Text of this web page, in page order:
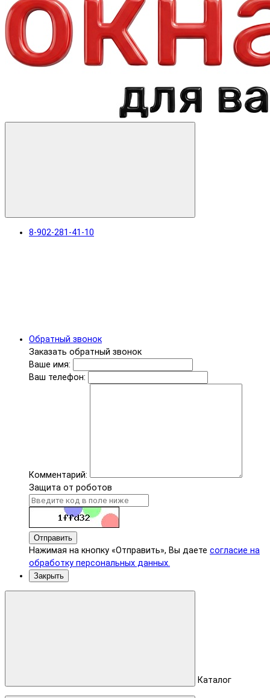
8-902-281-41-10
Обратный звонок
Заказать обратный звонок
Ваше имя:
Ваш телефон:
Комментарий:
Защита от роботов
Отправить
Нажимая на кнопку «Отправить», Вы даете согласие на
обработку персональных данных.
Закрыть
Каталог